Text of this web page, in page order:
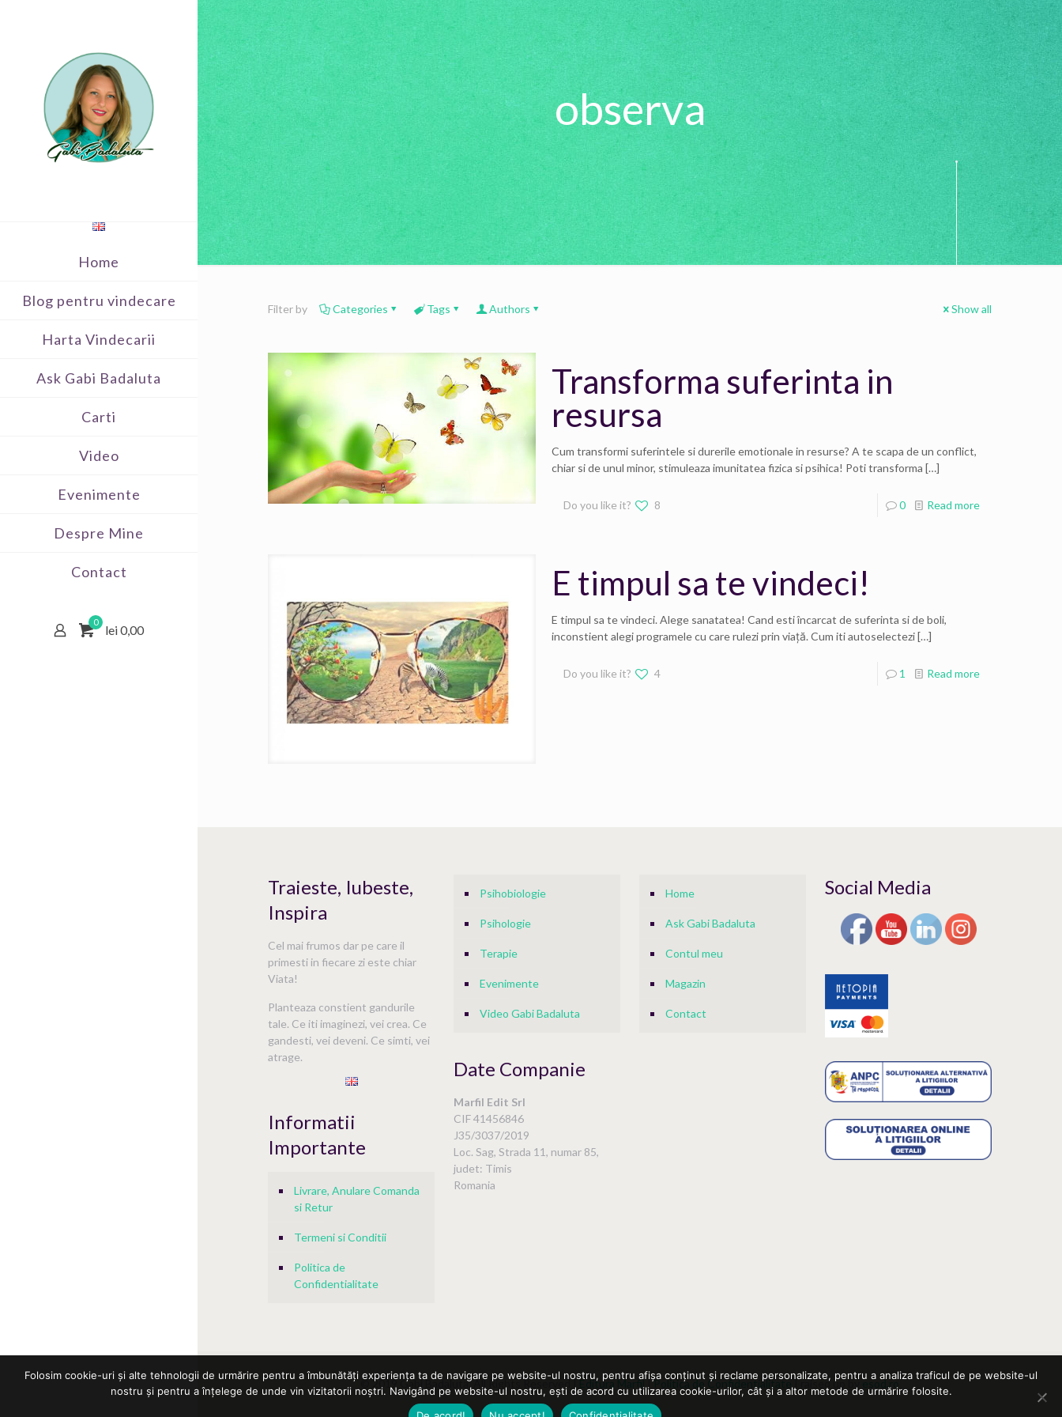
Home
Blog pentru vindecare
Harta Vindecarii
Ask Gabi Badaluta
Carti
Video
Evenimente
Despre Mine
Contact
0
lei 0,00
observa
Filter by Categories Tags Authors Show all
Transforma suferinta in
resursa
Cum transformi suferintele si durerile emotionale in resurse? A te scapa de un conflict,
chiar si de unul minor, stimuleaza imunitatea fizica si psihica! Poti transforma […]
Do you like it? 8 0 Read more
E timpul sa te vindeci!
E timpul sa te vindeci. Alege sanatatea! Cand esti încarcat de suferinta si de boli,
inconstient alegi programele cu care rulezi prin viață. Cum iti autoselectezi[…]
Do you like it? 4 1 Read more
Traieste, Iubeste,
Inspira
Cel mai frumos dar pe care il
primesti in fiecare zi este chiar
Viata!
Planteaza constient gandurile
tale. Ce iti imaginezi, vei crea. Ce
gandesti, vei deveni. Ce simti, vei
atrage.
Informatii
Importante
Livrare, Anulare Comanda
si Retur
Termeni si Conditii
Politica de
Confidentialitate
Psihobiologie
Psihologie
Terapie
Evenimente
Video Gabi Badaluta
Date Companie
Marfil Edit Srl
CIF 41456846
J35/3037/2019
Loc. Sag, Strada 11, numar 85,
judet: Timis
Romania
Home
Ask Gabi Badaluta
Contul meu
Magazin
Contact
Social Media
© 2019 Gabi Badaluta. All Rights Reserved |Editura Marfil|Politica de Confidentialitate| raised up by esod.ro
Folosim cookie-uri și alte tehnologii de urmărire pentru a îmbunătăți experiența ta de navigare pe website-ul nostru, pentru afișa conținut și reclame personalizate, pentru a analiza traficul de pe website-ul
nostru și pentru a înțelege de unde vin vizitatorii noștri. Navigând pe website-ul nostru, ești de acord cu utilizarea cookie-urilor, cât și a altor metode de urmărire folosite.